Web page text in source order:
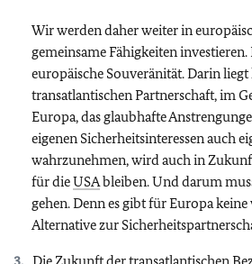
Wir werden daher weiter in
gemeinsame Fähigkeiten investieren.
europäische Souveränität. Darin
transatlantischen Partnerschaft, im
Europa, das glaubhafte
eigenen Sicherheitsinteressen auch
wahrzunehmen, wird auch in
für dieUSAbleiben. Und darum
gehen. Denn es gibt für Europa
Alternative zur